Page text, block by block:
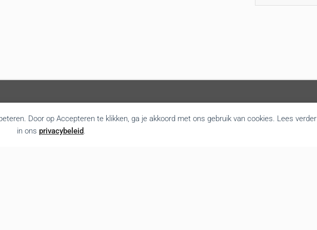
Door op Accepteren te klikken, ga je akkoord met ons gebruik van cookies. Lees verder
in ons privacybeleid.
Volg ons nieuws via